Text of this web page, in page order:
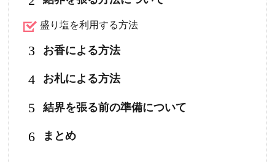
盛り塩を利用する方法
3 お香による方法
4 お札による方法
5 結界を張る前の準備について
6 まとめ